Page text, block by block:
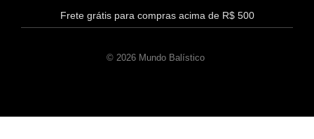
Frete grátis para compras acima de R$ 500
© 2026 Mundo Balístico